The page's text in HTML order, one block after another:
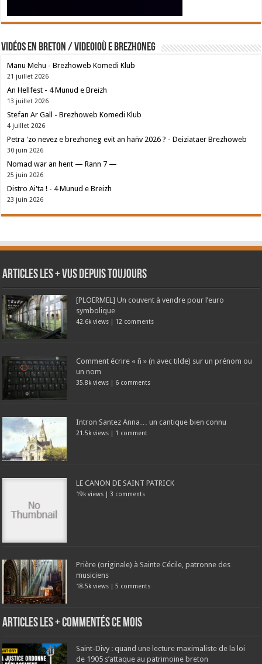
Vidéos en breton / Videoioù e brezhoneg
Manu Mehu - Brezhoweb Komedi Klub
21 juillet 2026
An Hellfest - 4 Munud e Breizh
13 juillet 2026
Stefan Ar Gall - Brezhoweb Komedi Klub
4 juillet 2026
Petra 'zo nevez e brezhoneg evit an hañv 2026 ? - Deiziataer Brezhoweb
30 juin 2026
Nomad war an hent — Rann 7 —
25 juin 2026
Distro Ai'ta ! - 4 Munud e Breizh
23 juin 2026
Articles les + vus depuis toujours
[PLOERMEL] Un couvent à vendre pour l’euro
symbolique
42.6k views | 12 comments
Comment écrire « ñ » (n avec tilde) sur un prénom ou
un nom
35.8k views | 6 comments
Intron Santez Anna… un cantique bien connu
21.5k views | 1 comment
LE CANON DE SAINT PATRICK
19k views | 3 comments
Prière (originale) à Sainte Cécile, patronne des
musiciens
18.5k views |5 comments
Articles les + commentés ce mois
Saint-Divy : quand une lecture maximaliste de la loi
de 1905 s’attaque au patrimoine breton